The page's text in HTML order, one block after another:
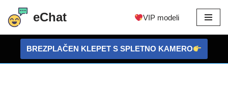
Preskoči
vsebino
eChat VIP modeli
BREZPLAČEN KLEPET S SPLETNO KAMERO